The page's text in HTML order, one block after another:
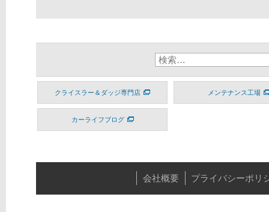
クライスラー＆ダッジ専門店 メンテナンス工場
カーライフブログ
会社概要 プライバシーポリ